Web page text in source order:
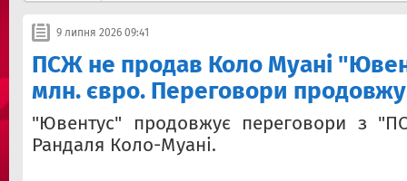
9 липня 2026 09:41
ПСЖ не продав Коло Муані
млн. євро. Переговори
"Ювентус" продовжує переговори з
Рандаля Коло-Муані.